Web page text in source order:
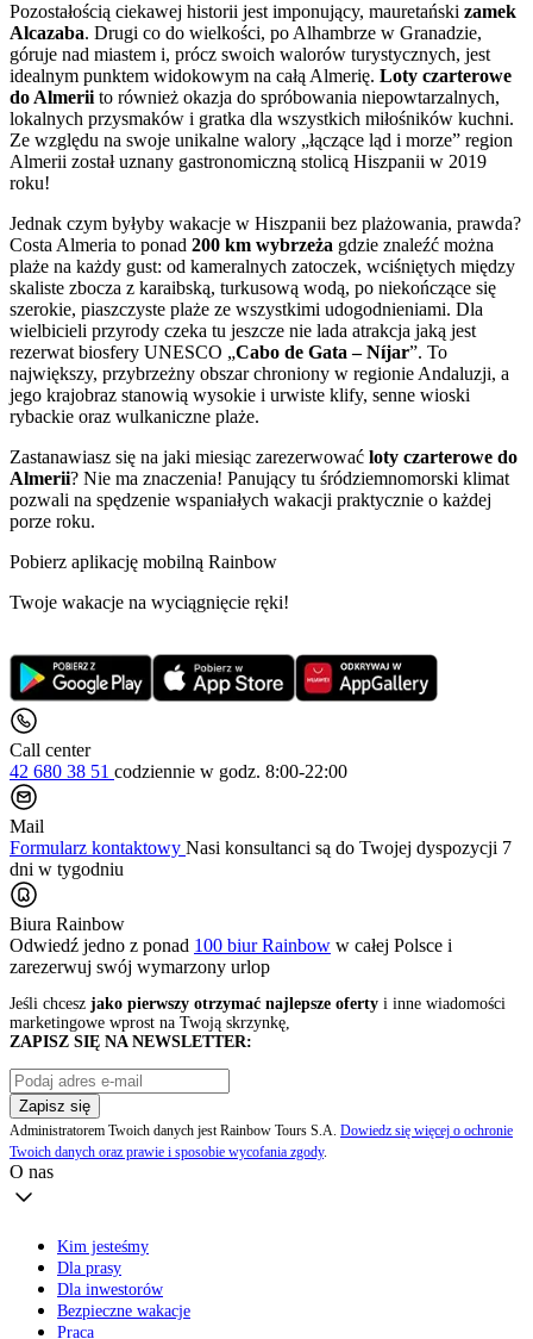
Pozostałością ciekawej historii jest imponujący, mauretański zamek
Alcazaba. Drugi co do wielkości, po Alhambrze w Granadzie,
góruje nad miastem i, prócz swoich walorów turystycznych, jest
idealnym punktem widokowym na całą Almerię. Loty czarterowe
do Almerii to również okazja do spróbowania niepowtarzalnych,
lokalnych przysmaków i gratka dla wszystkich miłośników kuchni.
Ze względu na swoje unikalne walory „łączące ląd i morze” region
Almerii został uznany gastronomiczną stolicą Hiszpanii w 2019
roku!
Jednak czym byłyby wakacje w Hiszpanii bez plażowania, prawda?
Costa Almeria to ponad 200 km wybrzeża gdzie znaleźć można
plaże na każdy gust: od kameralnych zatoczek, wciśniętych między
skaliste zbocza z karaibską, turkusową wodą, po niekończące się
szerokie, piaszczyste plaże ze wszystkimi udogodnieniami. Dla
wielbicieli przyrody czeka tu jeszcze nie lada atrakcja jaką jest
rezerwat biosfery UNESCO „Cabo de Gata – Níjar”. To
największy, przybrzeżny obszar chroniony w regionie Andaluzji, a
jego krajobraz stanowią wysokie i urwiste klify, senne wioski
rybackie oraz wulkaniczne plaże.
Zastanawiasz się na jaki miesiąc zarezerwować loty czarterowe do
Almerii? Nie ma znaczenia! Panujący tu śródziemnomorski klimat
pozwali na spędzenie wspaniałych wakacji praktycznie o każdej
porze roku.
Pobierz aplikację mobilną Rainbow
Twoje wakacje na wyciągnięcie ręki!
Call center
42 680 38 51 codziennie w godz. 8:00-22:00
Mail
Formularz kontaktowy Nasi konsultanci są do Twojej dyspozycji 7
dni w tygodniu
Biura Rainbow
Odwiedź jedno z ponad 100 biur Rainbow w całej Polsce i
zarezerwuj swój wymarzony urlop
Jeśli chcesz jako pierwszy otrzymać najlepsze oferty i inne wiadomości
marketingowe wprost na Twoją skrzynkę,
ZAPISZ SIĘ NA NEWSLETTER:
Zapisz się
Administratorem Twoich danych jest Rainbow Tours S.A. Dowiedz się więcej o ochronie
Twoich danych oraz prawie i sposobie wycofania zgody.
O nas
Kim jesteśmy
Dla prasy
Dla inwestorów
Bezpieczne wakacje
Praca